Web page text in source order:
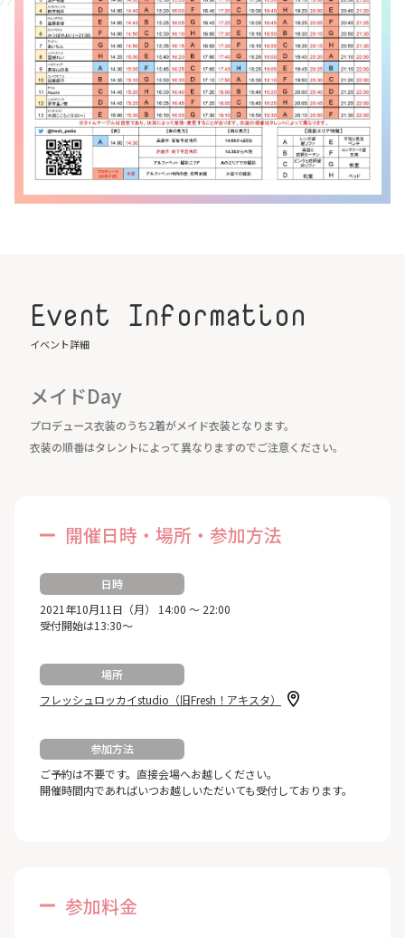
Event Information
イベント詳細
メイドDay
プロデュース衣装のうち2着がメイド衣装となります。
衣装の順番はタレントによって異なりますのでご注意ください。
開催日時・場所・参加方法
日時
2021年10月11日（月） 14:00 ～ 22:00
受付開始は13:30～
場所
フレッシュロッカイstudio（旧Fresh！アキスタ）
参加方法
ご予約は不要です。直接会場へお越しください。
開催時間内であればいつお越しいただいても受付しております。
参加料金